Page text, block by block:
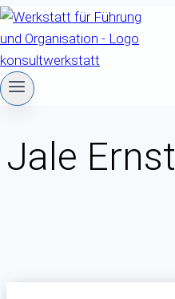
Zum
Inhalt
springen
Jale Ernst